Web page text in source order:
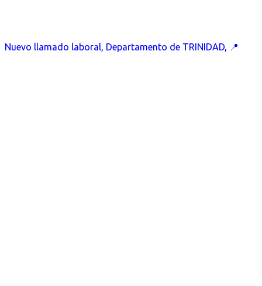
Nuevo llamado laboral, Departamento de TRINIDAD, 📍